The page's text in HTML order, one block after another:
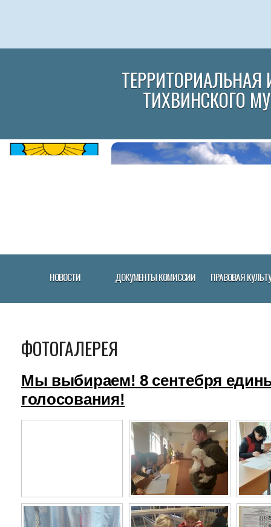
ТИХВИНСКОГО
НОВОСТИ ДОКУМЕНТЫ КОМИССИИ ПРАВОВАЯ
ФОТОГАЛЕРЕЯ
Мы выбираем! 8 сентебря
голосования!